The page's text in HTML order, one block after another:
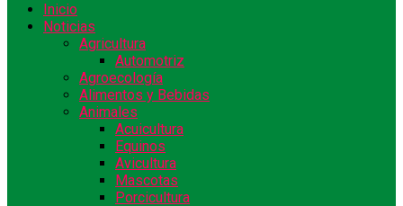
Inicio
Noticias
Agricultura
Automotriz
Agroecología
Alimentos y Bebidas
Animales
Acuicultura
Equinos
Avicultura
Mascotas
Porcicultura